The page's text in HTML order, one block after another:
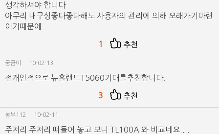
생각하셔야 합니다
아무리 내구성좋다좋다해도 사용자의 관리에 의해 오래가기마련
이기때문에
1 추천
궁금이 10-02-13
전개인적으로 뉴홀랜드T5060기대를추천합니다.
3 추천
농부112 10-02-11
주저리 주저리 떠들어 놓고 보니 TL100A 와 비교네요....